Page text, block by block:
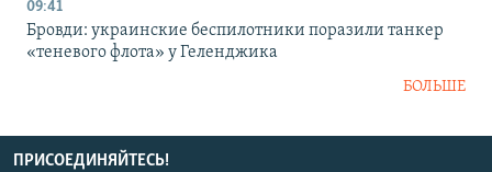
09:41
Бровди: украинские беспилотники поразили танкер
«теневого флота» у Геленджика
БОЛЬШЕ
ПРИСОЕДИНЯЙТЕСЬ!